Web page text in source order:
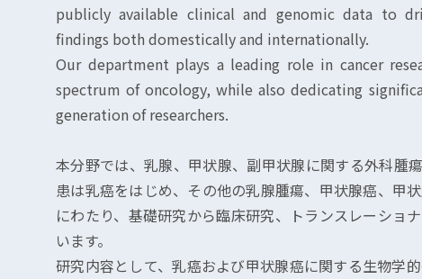
publicly available clinical and genomic data to
findings both domestically and internationally.
Our department plays a leading role in cancer
spectrum of oncology, while also dedicating
generation of researchers.
本分野では、乳腺、甲状腺、副甲状腺に関する外科腫
患は乳癌をはじめ、その他の乳腺腫瘍、甲状腺癌、甲
にわたり、基礎研究から臨床研究、トランスレーショ
います。
研究内容として、乳癌および甲状腺癌に関する生物学